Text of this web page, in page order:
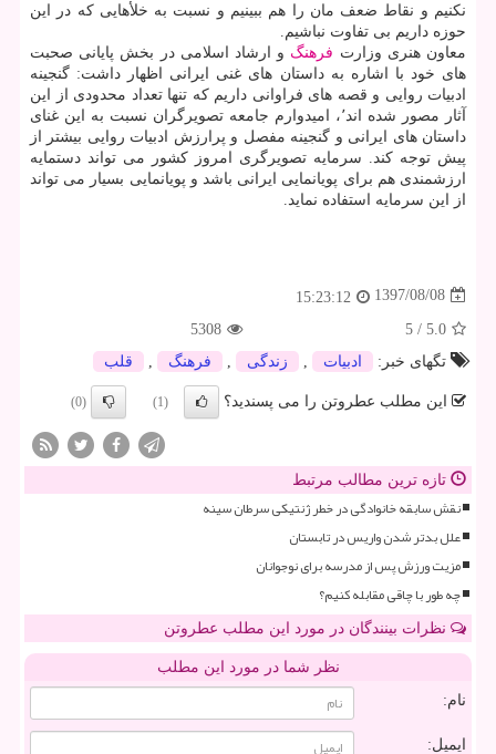
نكنیم و نقاط ضعف مان را هم ببینیم و نسبت به خلأهایی كه در این
حوزه داریم بی تفاوت نباشیم.
معاون هنری وزارت فرهنگ و ارشاد اسلامی در بخش پایانی صحبت
های خود با اشاره به داستان های غنی ایرانی اظهار داشت: گنجینه
ادبیات روایی و قصه های فراوانی داریم كه تنها تعداد محدودی از این
آثار مصور شده اند٬، امیدوارم جامعه تصویرگران نسبت به این غنای
داستان های ایرانی و گنجینه مفصل و پرارزش ادبیات روایی بیشتر از
پیش توجه كند. سرمایه تصویرگری امروز كشور می تواند دستمایه
ارزشمندی هم برای پویانمایی ایرانی باشد و پویانمایی بسیار می تواند
از این سرمایه استفاده نماید.
1397/08/08
15:23:12
5.0
/
5
5308
تگهای خبر:
ادبیات زندگی فرهنگ قلب
این مطلب عطروتن را می پسندید؟ (1)
(0)
تازه ترین مطالب مرتبط
نقش سابقه خانوادگی در خطر ژنتیکی سرطان سینه
علل بدتر شدن واریس در تابستان
مزیت ورزش پس از مدرسه برای نوجوانان
چه طور با چاقی مقابله کنیم؟
نظرات بینندگان در مورد این مطلب عطروتن
نظر شما در مورد این مطلب
نام:
ایمیل: